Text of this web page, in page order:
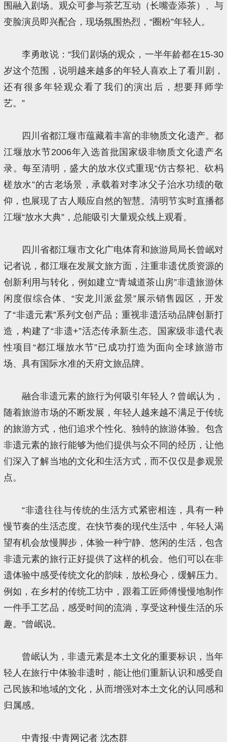
围融入剧场。观众可参与茶艺互动（长嘴壶添茶）、与
变脸演员即兴配合，现场氛围热烈，“圈粉”年轻人。
李勇敢说：“我们剧场的观众，一半年龄都在15-30
岁这个范围，说明越来越多的年轻人喜欢上了看川剧，
还有很多年轻观众看了我们的演出后，想要拜师学
艺。”
四川省都江堰市蕴藏着丰富的非物质文化遗产。都
江堰放水节2006年入选首批国家级非物质文化遗产名
录。每至清明，盛大的放水仪式重现“仿古祭祀、砍杩
槎放水”的古老场景，承载着对李冰父子治水功绩的敬
仰，也展现了古人顺应自然的智慧。清明节实时直播都
江堰“放水大典”，总能吸引大量观众线上观看。
四川省都江堰市文化广电体育和旅游局局长曾岷对
记者说，都江堰在发展文旅方面，注重非遗优质资源的
创新利用与转化，例如建立“青城道茶山房”非遗旅游休
闲度假综合体、“安龙川派盆景”展示销售园区，开发
了“非遗元素”系列文创产品；重视非遗活动品牌创新打
造，构建了“非遗+”活态传承新生态。国家级非遗代表
性项目“都江堰放水节”已成功打造为面向全球旅游市
场、具有国际水准的天府文旅品牌。
融合非遗元素的旅行为何吸引年轻人？曾岷认为，
随着旅游市场的不断发展，年轻人越来越不满足于传统
的旅游方式，他们追求个性化、独特的旅游体验。包含
非遗元素的旅行能够为他们提供与众不同的经历，让他
们深入了解当地的文化和生活方式，而不仅仅是参观景
点。
“非遗往往与传统的生活方式紧密相连，具有一种
慢节奏的生活态度。在快节奏的现代生活中，年轻人渴
望有机会放慢脚步，体验一种宁静、悠闲的生活，包含
非遗元素的旅行正好提供了这样的机会。他们可以在非
遗体验中感受传统文化的韵味，放松身心，缓解压力。
例如，在乡村的传统工坊中，跟着工匠师傅慢慢地制作
一件手工艺品，感受时间的流淌，享受这种慢生活的乐
趣。”曾岷说。
曾岷认为，非遗元素是本土文化的重要标识，当年
轻人在旅行中体验非遗时，能让他们重新认识和感受自
己民族和地域的文化，从而增强对本土文化的认同感和
归属感。
中青报·中青网记者 沈杰群